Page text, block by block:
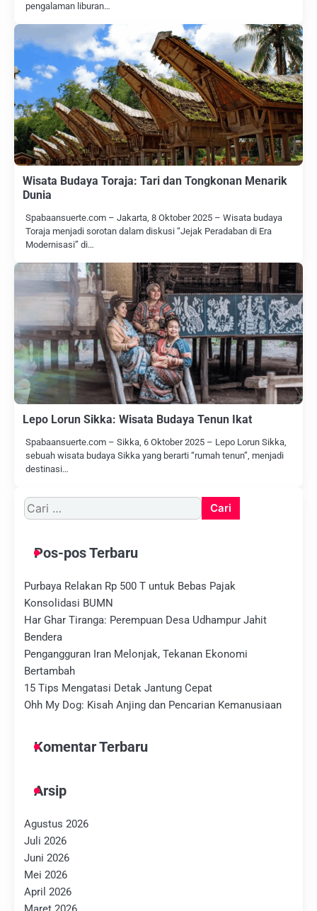
pengalaman liburan…
Wisata Budaya Toraja: Tari dan Tongkonan Menarik
Dunia
Spabaansuerte.com – Jakarta, 8 Oktober 2025 – Wisata budaya
Toraja menjadi sorotan dalam diskusi “Jejak Peradaban di Era
Modernisasi” di…
Lepo Lorun Sikka: Wisata Budaya Tenun Ikat
Spabaansuerte.com – Sikka, 6 Oktober 2025 – Lepo Lorun Sikka,
sebuah wisata budaya Sikka yang berarti “rumah tenun”, menjadi
destinasi…
Cari
untuk:
Pos-pos Terbaru
Purbaya Relakan Rp 500 T untuk Bebas Pajak
Konsolidasi BUMN
Har Ghar Tiranga: Perempuan Desa Udhampur Jahit
Bendera
Pengangguran Iran Melonjak, Tekanan Ekonomi
Bertambah
15 Tips Mengatasi Detak Jantung Cepat
Ohh My Dog: Kisah Anjing dan Pencarian Kemanusiaan
Komentar Terbaru
Arsip
Agustus 2026
Juli 2026
Juni 2026
Mei 2026
April 2026